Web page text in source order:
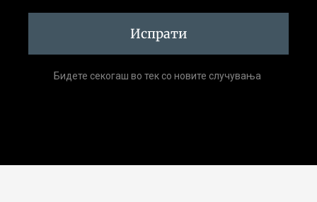
Испрати
Бидете секогаш во тек со новите случувања